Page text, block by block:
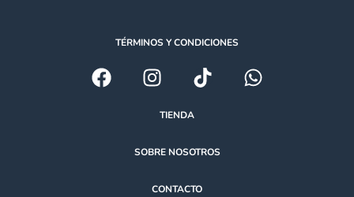
TÉRMINOS Y CONDICIONES
TIENDA
SOBRE NOSOTROS
CONTACTO